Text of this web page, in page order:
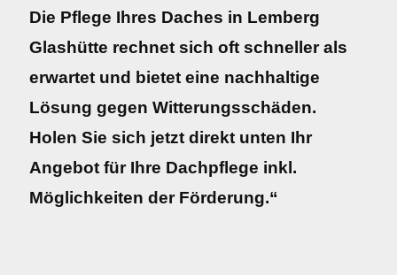
Die Pflege Ihres Daches in Lemberg
Glashütte rechnet sich oft schneller als
erwartet und bietet eine nachhaltige
Lösung gegen Witterungsschäden.
Holen Sie sich jetzt direkt unten Ihr
Angebot für Ihre Dachpflege inkl.
Möglichkeiten der Förderung.“